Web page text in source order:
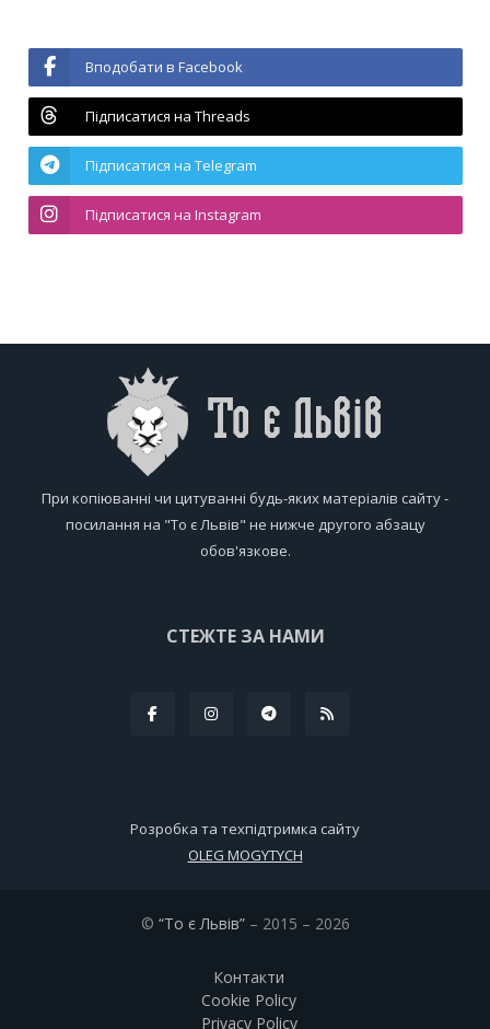
Вподобати в Facebook
Підписатися на Threads
Підписатися на Telegram
Підписатися на Instagram
При копіюванні чи цитуванні будь-яких матеріалів сайту -
посилання на "То є Львів" не нижче другого абзацу
обов'язкове.
СТЕЖТЕ ЗА НАМИ
Розробка та техпідтримка сайту
OLEG MOGYTYCH
© “То є Львів”– 2015 – 2026
Контакти
Cookie Policy
Privacy Policy